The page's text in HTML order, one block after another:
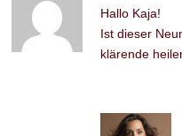
Hallo Kaja!
Ist dieser
klärende